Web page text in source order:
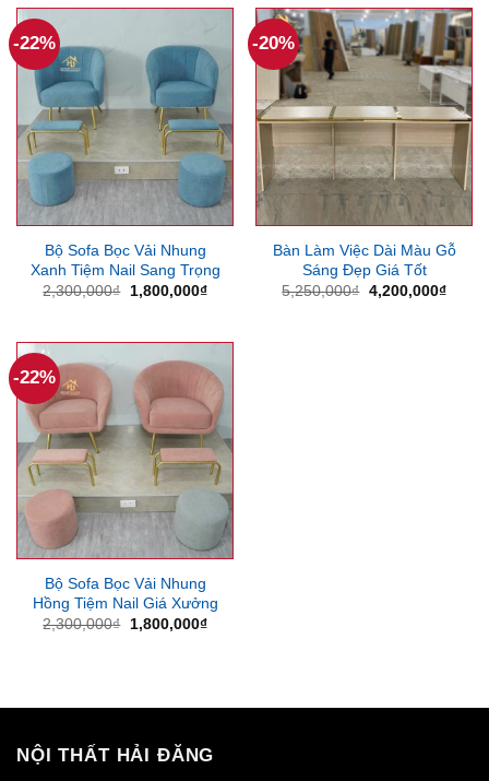
2,370,000₫.
-22%
Bộ Sofa Bọc Vải Nhung
Xanh Tiệm Nail Sang Trọng
2,300,000₫
Giá
1,800,000₫Giá
-20%
Bàn Làm Việc Dài Màu Gỗ
Sáng Đẹp Giá Tốt
5,250,000₫ Giá
4,200,000₫Giá
-22%
Bộ Sofa Bọc Vải Nhung
Hồng Tiệm Nail Giá Xưởng
2,300,000₫
Giá
1,800,000₫Giá
NỘI THẤT HẢI ĐĂNG